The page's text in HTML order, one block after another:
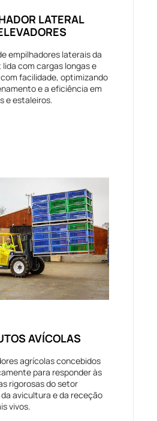
LATERAL
empilhadores laterais da
com cargas longas e
facilidade, optimizando
e a eficiência em
e estaleiros.
AVÍCOLAS
agrícolas concebidos
para responder às
rigorosas do setor
avicultura e da receção
vivos.